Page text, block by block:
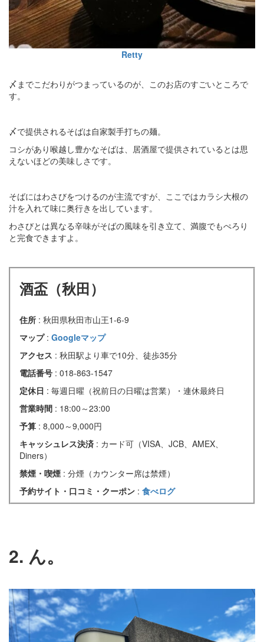
Retty
〆までこだわりがつまっているのが、このお店のすごいところで
す。
〆で提供されるそばは自家製手打ちの麺。
コシがあり喉越し豊かなそばは、居酒屋で提供されているとは思
えないほどの美味しさです。
そばにはわさびをつけるのが主流ですが、ここではカラシ大根の
汁を入れて味に奥行きを出しています。
わさびとは異なる辛味がそばの風味を引き立て、満腹でもぺろり
と完食できますよ。
酒盃（秋田）
住所 : 秋田県秋田市山王1-6-9
マップ : Googleマップ
アクセス : 秋田駅より車で10分、徒歩35分
電話番号 : 018-863-1547
定休日 : 毎週日曜（祝前日の日曜は営業）・連休最終日
営業時間 : 18:00～23:00
予算 : 8,000～9,000円
キャッシュレス決済 : カード可（VISA、JCB、AMEX、
Diners）
禁煙・喫煙 : 分煙（カウンター席は禁煙）
予約サイト・口コミ・クーポン : 食べログ
2. ん。